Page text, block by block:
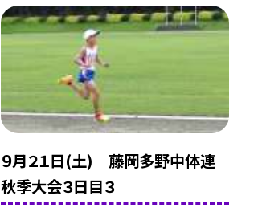
９月２１日(土) 藤岡多野中体連
秋季大会３日目３